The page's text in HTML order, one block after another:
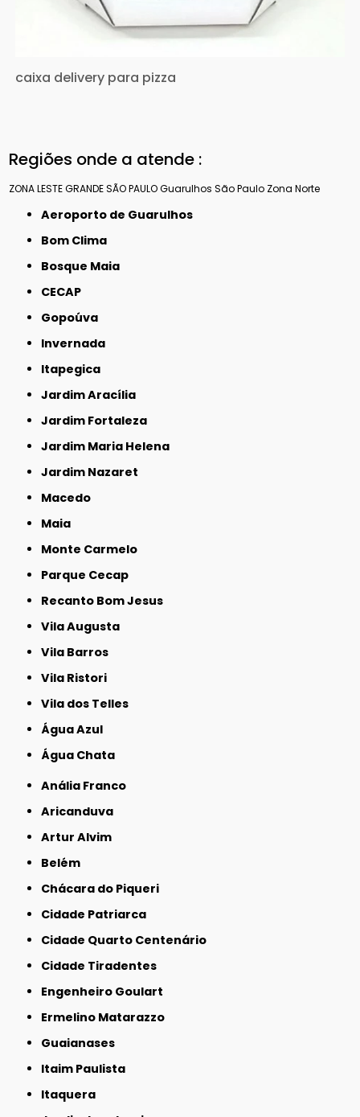
caixa delivery para pizza
Regiões onde a atende :
ZONA LESTEGRANDE SÃO PAULOGuarulhos São Paulo Zona Norte
Aeroporto de Guarulhos
Bom Clima
Bosque Maia
CECAP
Gopoúva
Invernada
Itapegica
Jardim Aracília
Jardim Fortaleza
Jardim Maria Helena
Jardim Nazaret
Macedo
Maia
Monte Carmelo
Parque Cecap
Recanto Bom Jesus
Vila Augusta
Vila Barros
Vila Ristori
Vila dos Telles
Água Azul
Água Chata
Anália Franco
Aricanduva
Artur Alvim
Belém
Chácara do Piqueri
Cidade Patriarca
Cidade Quarto Centenário
Cidade Tiradentes
Engenheiro Goulart
Ermelino Matarazzo
Guaianases
Itaim Paulista
Itaquera